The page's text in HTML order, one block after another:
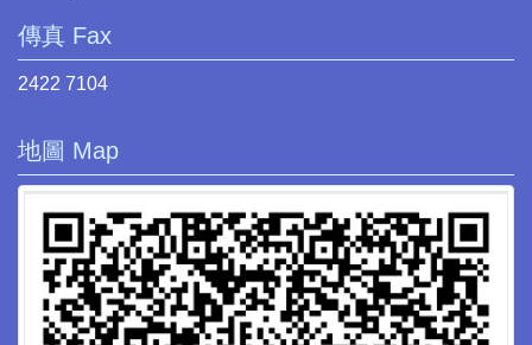
傳真 Fax
2422 7104
地圖 Map